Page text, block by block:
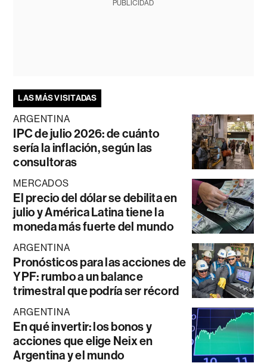
PUBLICIDAD
LAS MÁS VISITADAS
ARGENTINA
IPC de julio 2026: de cuánto
sería la inflación, según las
consultoras
MERCADOS
El precio del dólar se debilita en
julio y América Latina tiene la
moneda más fuerte del mundo
ARGENTINA
Pronósticos para las acciones de
YPF: rumbo a un balance
trimestral que podría ser récord
ARGENTINA
En qué invertir: los bonos y
acciones que elige Neix en
Argentina y el mundo